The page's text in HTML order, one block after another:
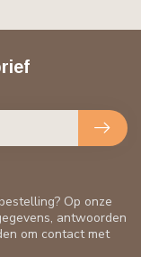
Op onze
antwoorden
om contact met